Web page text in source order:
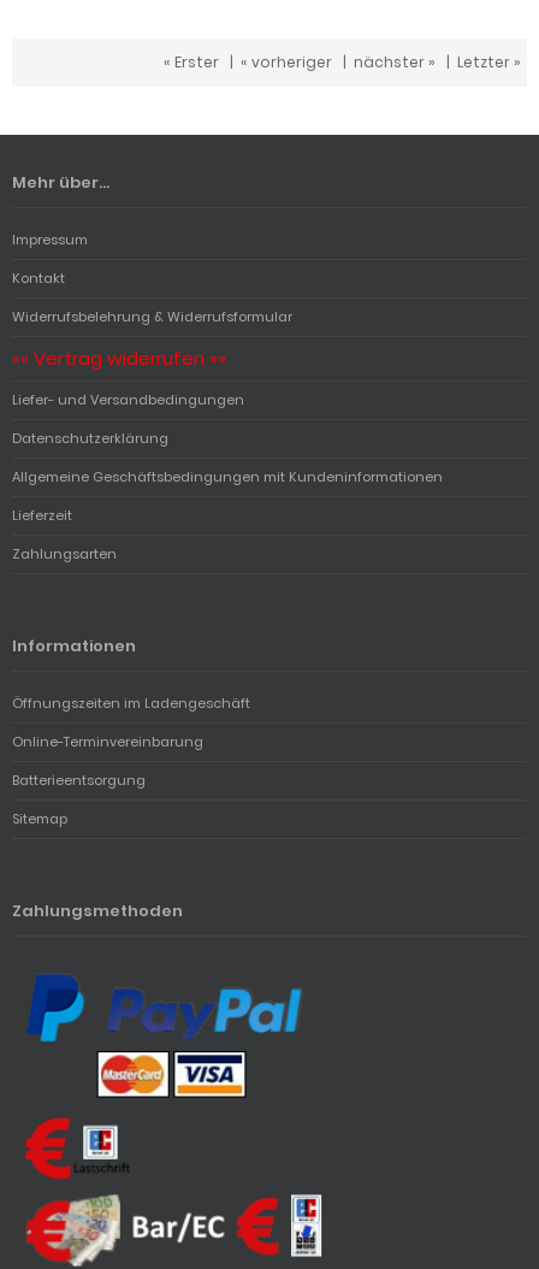
« Erster | « vorheriger | nächster » | Letzter »
Mehr über...
Impressum
Kontakt
Widerrufsbelehrung & Widerrufsformular
«« Vertrag widerrufen »»
Liefer- und Versandbedingungen
Datenschutzerklärung
Allgemeine Geschäftsbedingungen mit Kundeninformationen
Lieferzeit
Zahlungsarten
Informationen
Öffnungszeiten im Ladengeschäft
Online-Terminvereinbarung
Batterieentsorgung
Sitemap
Zahlungsmethoden